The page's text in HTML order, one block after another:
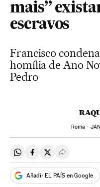
mais”
escravos
Francisco
homília de Ano
Pedro
Roma - JAN
Compartir en Whatsapp
Compartir en
Compartir en
Desplegar
Añadir EL PAÍS en Google